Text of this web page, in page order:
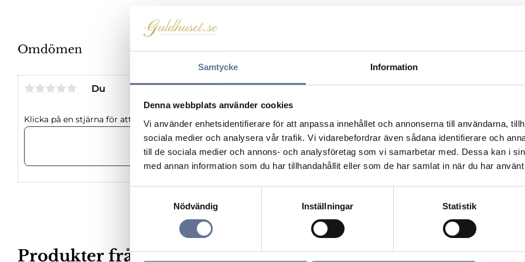
Samtycke Information
Denna webbplats använder cookies
Vi använder enhetsidentifierare för att anpassa innehållet och annonserna till användarna,
sociala medier och analysera vår trafik. Vi vidarebefordrar även sådana identifierare och
till de sociala medier och annons- och analysföretag som vi samarbetar med. Dessa kan i
med annan information som du har tillhandahållit eller som de har samlat in när du har
Nödvändig Inställningar Statistik
Omdömen
Du
Klicka på en stjärna för att sätta ditt betyg
Produkter från samma kategori